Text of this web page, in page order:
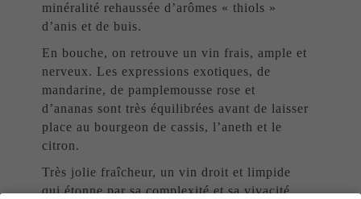
minéralité rehaussée d’arômes « thiols »
d’anis et de buis.
En bouche, on retrouve un vin frais, ample et
nerveux. Les expressions exotiques, de
mandarine, de pamplemousse rose et
d’ananas sont très équilibrées avant de laisser
place au bourgeon de cassis, l’aneth et le
citron.
Très jolie fraîcheur, un vin droit et limpide
qui étonne par sa complexité et sa vivacité.